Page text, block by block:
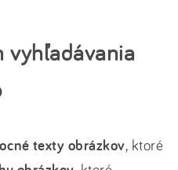
vyhľadávania
texty obrázkov, ktoré